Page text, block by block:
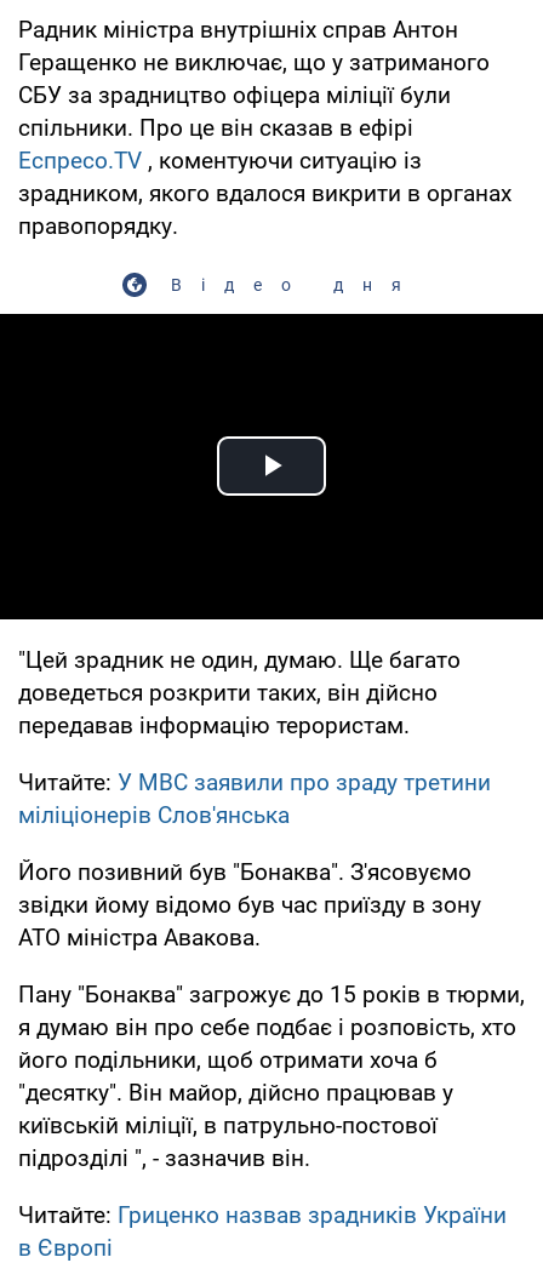
Радник міністра внутрішніх справ Антон
Геращенко не виключає, що у затриманого
СБУ за зрадництво офіцера міліції були
спільники. Про це він сказав в ефірі
Еспресо.TV , коментуючи ситуацію із
зрадником, якого вдалося викрити в органах
правопорядку.
Відео дня
Play Video
"Цей зрадник не один, думаю. Ще багато
доведеться розкрити таких, він дійсно
передавав інформацію терористам.
Читайте: У МВС заявили про зраду третини
міліціонерів Слов'янська
Його позивний був "Бонаква". З'ясовуємо
звідки йому відомо був час приїзду в зону
АТО міністра Авакова.
Пану "Бонаква" загрожує до 15 років в тюрми,
я думаю він про себе подбає і розповість, хто
його подільники, щоб отримати хоча б
"десятку". Він майор, дійсно працював у
київській міліції, в патрульно-постової
підрозділі ", - зазначив він.
Читайте: Гриценко назвав зрадників України
в Європі